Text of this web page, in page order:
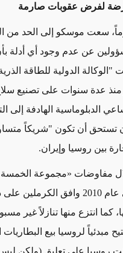
لفرض عقوبات صارمة
سعت موسكو إلى الحد من
عن عدم وجود أي أدلة
منذ عدة سنوات على تصنيع سلاح
الدبلوماسية الهادفة
تستحق أن تكون "شريكاً
بين روسيا وإيران.
مفاوضات «مجموعة الخمسة
وفي عام 2010 وافق
كما انتزع منها تنازلاً
مبدئياً لروسيا بيع